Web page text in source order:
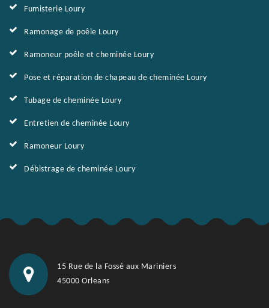
Fumisterie Loury
Ramonage de poêle Loury
Ramoneur poêle et cheminée Loury
Pose et réparation de chapeau de cheminée Loury
Tubage de cheminée Loury
Entretien de cheminée Loury
Ramoneur Loury
Débistrage de cheminée Loury
15 Rue de la Fossé aux Mariniers
45000 Orleans